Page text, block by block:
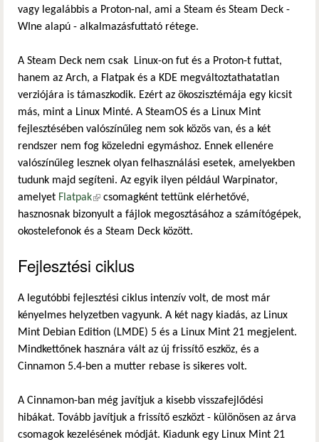
vagy legalábbis a Proton-nal, ami a Steam és Steam Deck -
WIne alapú - alkalmazásfuttató rétege.
A Steam Deck nem csak Linux-on fut és a Proton-t futtat,
hanem az Arch, a Flatpak és a KDE megváltoztathatatlan
verziójára is támaszkodik. Ezért az ökoszisztémája egy kicsit
más, mint a Linux Minté. A SteamOS és a Linux Mint
fejlesztésében valószínűleg nem sok közös van, és a két
rendszer nem fog közeledni egymáshoz. Ennek ellenére
valószínűleg lesznek olyan felhasználási esetek, amelyekben
tudunk majd segíteni. Az egyik ilyen például Warpinator,
amelyet Flatpak(külső hivatkozás)
csomagként tettünk elérhetővé,
hasznosnak bizonyult a fájlok megosztásához a számítógépek,
okostelefonok és a Steam Deck között.
Fejlesztési ciklus
A legutóbbi fejlesztési ciklus intenzív volt, de most már
kényelmes helyzetben vagyunk. A két nagy kiadás, az Linux
Mint Debian Edition (LMDE) 5 és a Linux Mint 21 megjelent.
Mindkettőnek hasznára vált az új frissítő eszköz, és a
Cinnamon 5.4-ben a mutter rebase is sikeres volt.
A Cinnamon-ban még javítjuk a kisebb visszafejlődési
hibákat. Tovább javítjuk a frissítő eszközt - különösen az árva
csomagok kezelésének módját. Kiadunk egy Linux Mint 21